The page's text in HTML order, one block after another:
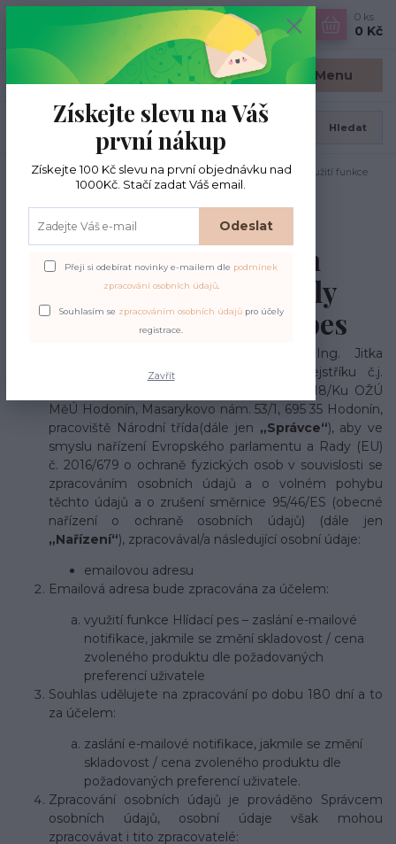
Menu
CZK
Hledat
0 ks
0 Kč
Úvod
Souhlas se zpracováním osobních údajů pro účely použití funkce
Hlídací pes
Souhlas se zpracováním
osobních údajů pro účely
použití funkce Hlídací pes
Udělujete tímto souhlas společnosti Ing. Jitka
Kučerová zapsané v živnostenském rejstříku č.j.
ŽÚ/20/118/Ku OŽÚ/3, Sp. značka: ŽÚ/20/118/Ku OŽÚ
MěÚ Hodonín, Masarykovo nám. 53/1, 695 35 Hodonín,
pracoviště Národní třída(dále jen „Správce“), aby ve
smyslu nařízení Evropského parlamentu a Rady (EU)
č. 2016/679 o ochraně fyzických osob v souvislosti se
zpracováním osobních údajů a o volném pohybu
těchto údajů a o zrušení směrnice 95/46/ES (obecné
nařízení o ochraně osobních údajů) (dále jen
„Nařízení“), zpracovával/a následující osobní údaje:
emailovou adresu
Emailová adresa bude zpracována za účelem:
využití funkce Hlídací pes – zaslání e-mailové
notifikace, jakmile se změní skladovost / cena
zvoleného produktu dle požadovaných
preferencí uživatele
Souhlas udělujete na zpracování po dobu 180 dní a to
za účelem:
zaslání e-mailové notifikace, jakmile se změní
skladovost / cena zvoleného produktu dle
požadovaných preferencí uživatele.
Zpracování osobních údajů je prováděno Správcem
osobních údajů, osobní údaje však mohou
zpracovávat i tito zpracovatelé:
Získejte slevu na Váš
první nákup
Získejte 100 Kč slevu na první objednávku nad
1000Kč. Stačí zadat Váš email.
Odeslat
Přeji si odebírat novinky e-mailem dle podmínek
zpracování osobních údajů.
Souhlasím se zpracováním osobních údajůpro účely
registrace.
Zavřít